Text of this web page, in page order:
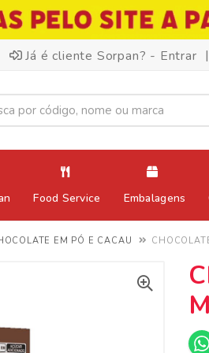
Já é cliente Sorpan? - Entrar |
Food Service Embalagens
EM PÓ E CACAU